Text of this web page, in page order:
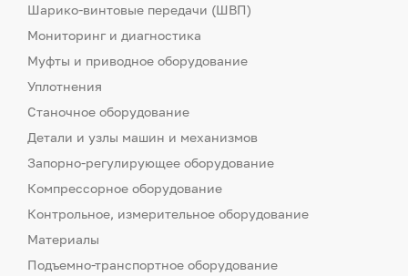
Шарико-винтовые передачи (ШВП)
Мониторинг и диагностика
Муфты и приводное оборудование
Уплотнения
Станочное оборудование
Детали и узлы машин и механизмов
Запорно-регулирующее оборудование
Компрессорное оборудование
Контрольное, измерительное оборудование
Материалы
Подъемно-транспортное оборудование